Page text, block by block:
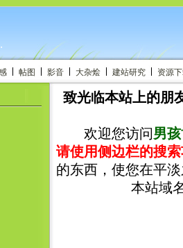
帖图 影音 大杂烩 建站研究 资源
致光临本站上的朋
欢迎您访问男
请使用侧边栏的搜
的东西，使您在平
本站域